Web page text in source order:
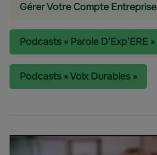
Gérer Votre Compte Entreprise
Podcasts « Parole D’Exp’ERE »
Podcasts « Voix Durables »